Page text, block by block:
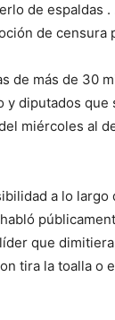
de espaldas
de censura
de más de 30
diputados que
miércoles al
a lo
que
tira la toalla o